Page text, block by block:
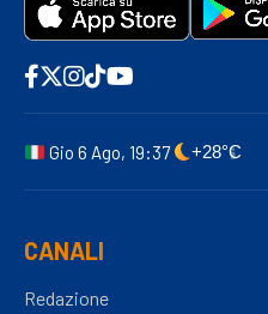
Gio 6 Ago, 19:37 +28°C
CANALI
Redazione